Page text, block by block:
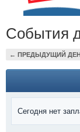
События
← ПРЕДЫДУЩИЙ
Сегодня нет